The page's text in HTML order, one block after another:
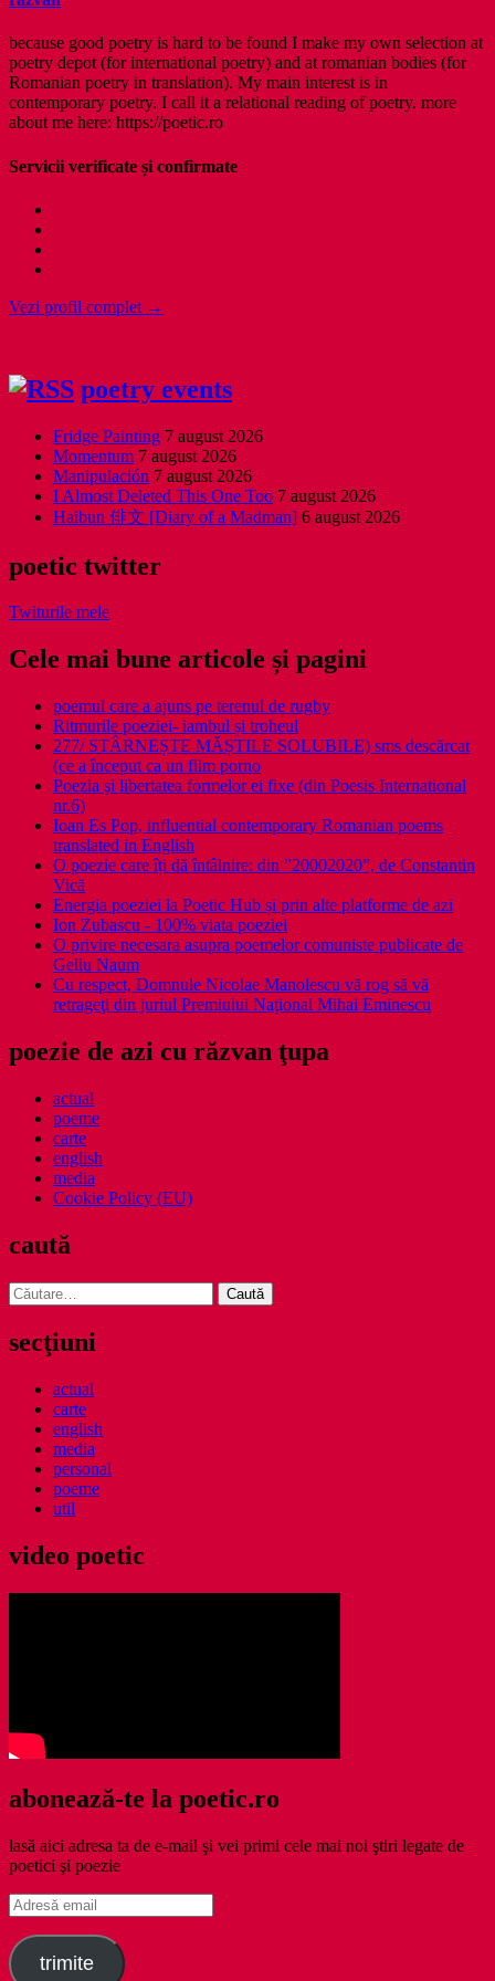
because good poetry is hard to be found I make my own selection at
poetry depot (for international poetry) and at romanian bodies (for
Romanian poetry in translation). My main interest is in
contemporary poetry. I call it a relational reading of poetry. more
about me here: https://poetic.ro
Servicii verificate și confirmate
Vezi profil complet →
poetry events
Fridge Painting 7 august 2026
Momentum 7 august 2026
Manipulación 7 august 2026
I Almost Deleted This One Too 7 august 2026
Haibun 俳文 [Diary of a Madman] 6 august 2026
poetic twitter
Twiturile mele
Cele mai bune articole și pagini
poemul care a ajuns pe terenul de rugby
Ritmurile poeziei- iambul și troheul
277/ STÂRNEȘTE MĂȘTILE SOLUBILE) sms descărcat
(ce a început ca un film porno
Poezia şi libertatea formelor ei fixe (din Poesis International
nr.6)
Ioan Es Pop, influential contemporary Romanian poems
translated in English
O poezie care îți dă întâlnire: din ”20002020”, de Constantin
Vică
Energia poeziei la Poetic Hub și prin alte platforme de azi
Ion Zubascu - 100% viata poeziei
O privire necesara asupra poemelor comuniste publicate de
Gellu Naum
Cu respect, Domnule Nicolae Manolescu vă rog să vă
retrageţi din juriul Premiului Naţional Mihai Eminescu
poezie de azi cu răzvan ţupa
actual
poeme
carte
english
media
Cookie Policy (EU)
caută
Caută
după:
secţiuni
actual
carte
english
media
personal
poeme
util
video poetic
abonează-te la poetic.ro
lasă aici adresa ta de e-mail şi vei primi cele mai noi ştiri legate de
poetici şi poezie
Adresă
email
trimite